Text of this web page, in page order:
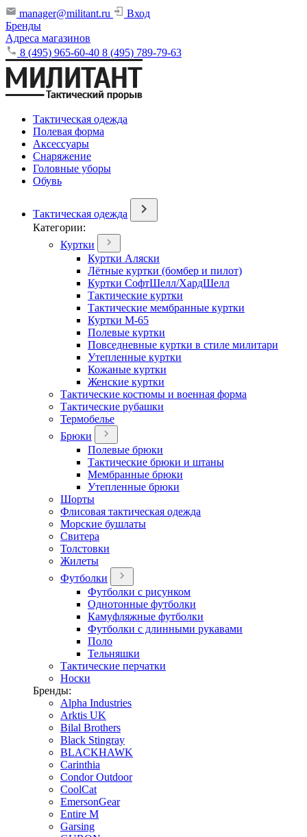
manager@militant.ru
Вход
Бренды
Адреса магазинов
8 (495) 965-60-40 8 (495) 789-79-63
Тактическая одежда
Полевая форма
Аксессуары
Снаряжение
Головные уборы
Обувь
Тактическая одежда
Категории:
Куртки
Куртки Аляски
Лётные куртки (бомбер и пилот)
Куртки СофтШелл/ХардШелл
Тактические куртки
Тактические мембранные куртки
Куртки М-65
Полевые куртки
Повседневные куртки в стиле милитари
Утепленные куртки
Кожаные куртки
Женские куртки
Тактические костюмы и военная форма
Тактические рубашки
Термобелье
Брюки
Полевые брюки
Тактические брюки и штаны
Мембранные брюки
Утепленные брюки
Шорты
Флисовая тактическая одежда
Морские бушлаты
Свитера
Толстовки
Жилеты
Футболки
Футболки с рисунком
Однотонные футболки
Камуфляжные футболки
Футболки с длинными рукавами
Поло
Тельняшки
Тактические перчатки
Носки
Бренды:
Alpha Industries
Arktis UK
Bilal Brothers
Black Stingray
BLACKHAWK
Carinthia
Condor Outdoor
CoolCat
EmersonGear
Entire M
Garsing